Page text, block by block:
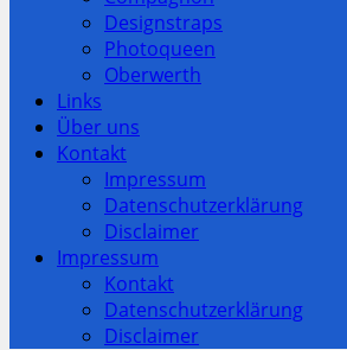
Designstraps
Photoqueen
Oberwerth
Links
Über uns
Kontakt
Impressum
Datenschutzerklärung
Disclaimer
Impressum
Kontakt
Datenschutzerklärung
Disclaimer